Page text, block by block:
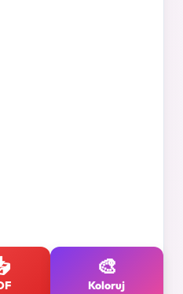
🎨
Koloruj